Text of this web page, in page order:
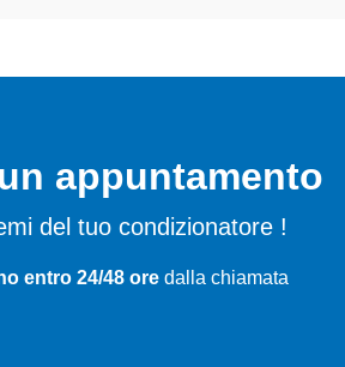
appuntamento
del tuo condizionatore !
entro 24/48 ore dalla chiamata